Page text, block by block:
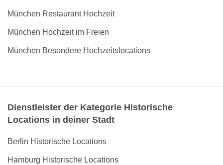
München Restaurant Hochzeit
München Hochzeit im Freien
München Besondere Hochzeitslocations
Dienstleister der Kategorie Historische
Locations in deiner Stadt
Berlin Historische Locations
Hamburg Historische Locations